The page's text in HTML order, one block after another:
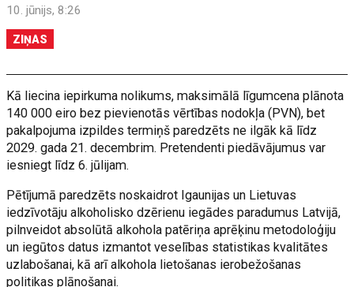
10. jūnijs, 8:26
ZIŅAS
Kā liecina iepirkuma nolikums, maksimālā līgumcena plānota
140 000 eiro bez pievienotās vērtības nodokļa (PVN), bet
pakalpojuma izpildes termiņš paredzēts ne ilgāk kā līdz
2029. gada 21. decembrim. Pretendenti piedāvājumus var
iesniegt līdz 6. jūlijam.
Pētījumā paredzēts noskaidrot Igaunijas un Lietuvas
iedzīvotāju alkoholisko dzērienu iegādes paradumus Latvijā,
pilnveidot absolūtā alkohola patēriņa aprēķinu metodoloģiju
un iegūtos datus izmantot veselības statistikas kvalitātes
uzlabošanai, kā arī alkohola lietošanas ierobežošanas
politikas plānošanai.